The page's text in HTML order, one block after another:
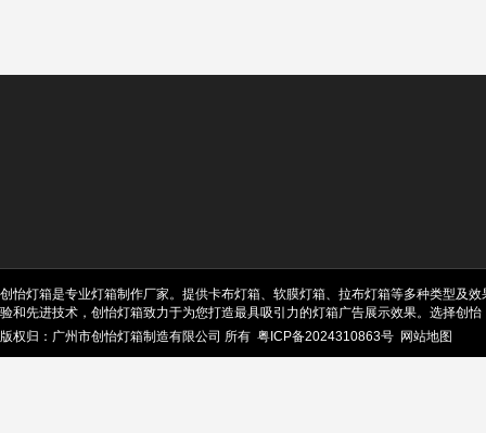
创怡灯箱是专业灯箱制作厂家。提供卡布灯箱、软膜灯箱、拉布灯箱等多种类型及
验和先进技术，创怡灯箱致力于为您打造最具吸引力的灯箱广告展示效果。选择创怡
版权归：广州市创怡灯箱制造有限公司 所有 粤ICP备2024310863号 网站地图